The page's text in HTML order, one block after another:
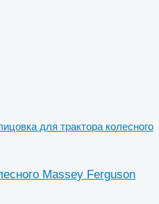
для трактора колесного
Massey Ferguson